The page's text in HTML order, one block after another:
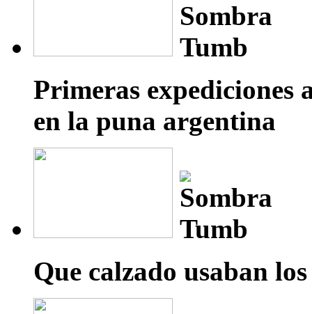
Primeras expediciones
en la puna argentina
Que calzado usaban